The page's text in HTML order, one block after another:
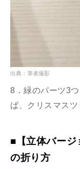
出典：筆者撮影
8．緑のパーツ3
ば、クリスマスツ
■【立体バージ
の折り方